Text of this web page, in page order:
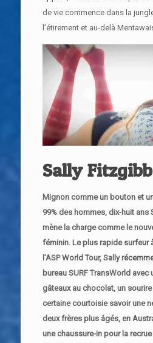
de vie commence dans la
l’étirement et au-delà
Sally
Mignon comme un bouton et
99% des hommes, dix-huit ans
mène la charge comme le
féminin. Le plus rapide surfeur
l’ASP World Tour, Sally
bureau SURF TransWorld
gâteaux au chocolat, un
certaine courtoisie savoir une
deux frères plus âgés, en
une chaussure-in pour la